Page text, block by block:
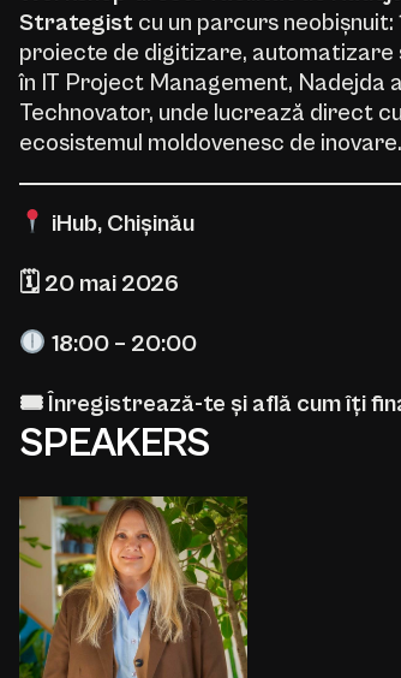
Strategist cu un parcurs neobișnuit:
proiecte de digitizare,
în IT Project Management,
Technovator, unde lucrează direct
ecosistemul moldovenesc de inovare.
iHub, Chișinău
🗓 20 mai 2026
18:00 – 20:00
🎟 Înregistrează-te și află cum îți
SPEAKERS